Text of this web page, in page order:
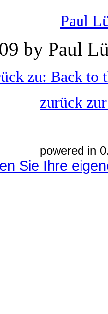
Paul
by Paul
zu: Back to
zurück
powered in
Sie Ihre